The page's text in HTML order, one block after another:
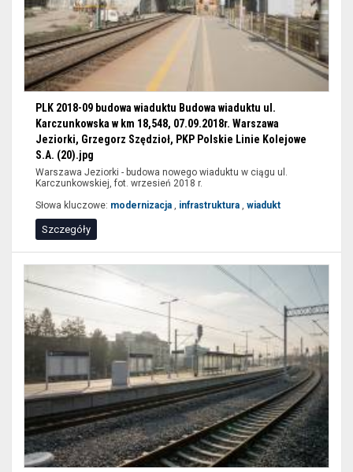
wybrać
przycisk
filtruj.
PLK 2018-09 budowa wiaduktu Budowa wiaduktu ul.
Karczunkowska w km 18,548, 07.09.2018r. Warszawa
Jeziorki, Grzegorz Szędzioł, PKP Polskie Linie Kolejowe
S.A. (20).jpg
Warszawa Jeziorki - budowa nowego wiaduktu w ciągu ul.
Karczunkowskiej, fot. wrzesień 2018 r.
Słowa kluczowe: modernizacja infrastruktura wiadukt
Szczegóły